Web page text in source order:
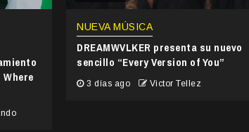
NUEVA MÚSICA
DREAMWVLKER presenta su nuevo
sencillo “Every Version of You”
3 días ago Victor Tellez